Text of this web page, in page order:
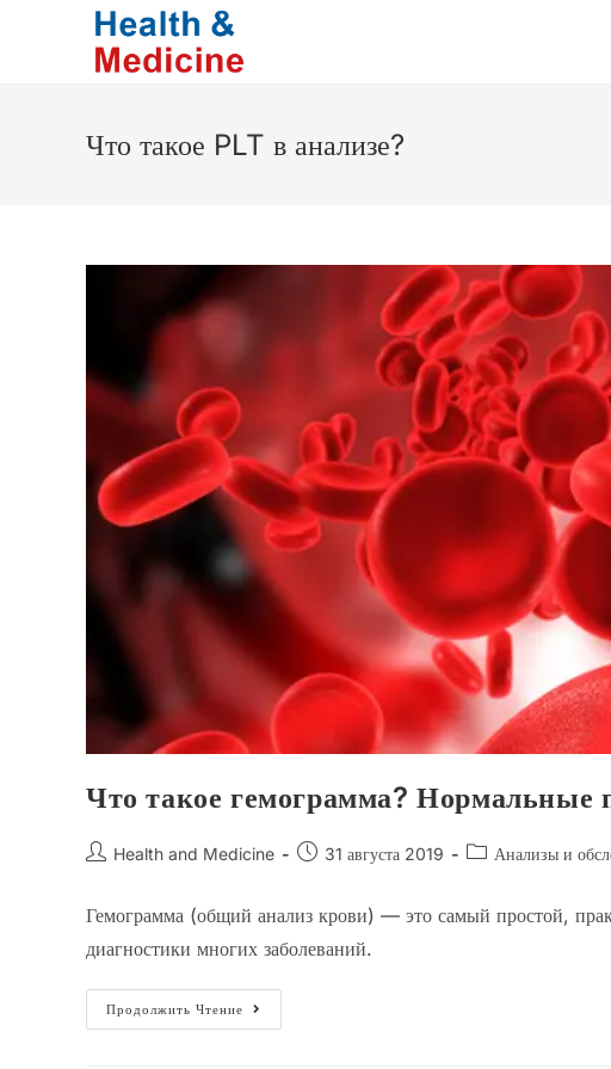
содержимому
Что такое PLT в анализе?
Что такое гемограмма? Нормальные
АвторHealth and Medicine
Запись31 августа 2019
РубрикаАнализы и
Гемограмма (общий анализ крови) — это самый простой,
диагностики многих заболеваний.
Продолжить Чтение
Что
Такое